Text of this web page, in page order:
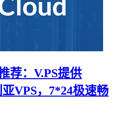
荐：V.PS提供
VPS，7*24极速畅